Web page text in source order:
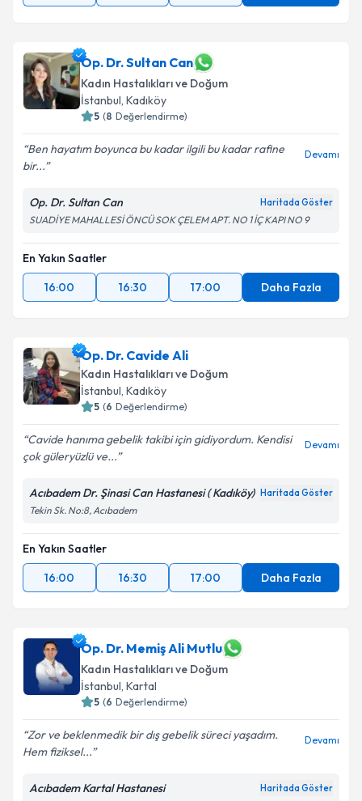
Op. Dr. Sultan Can
Kadın Hastalıkları ve Doğum
İstanbul, Kadıköy
5 (8 Değerlendirme)
Ben hayatım boyunca bu kadar ilgili bu kadar rafine
bir...
Devamı
Op. Dr. Sultan Can Haritada Göster
SUADİYE MAHALLESİ ÖNCÜ SOK ÇELEM APT. NO 1 İÇ KAPI NO 9
En Yakın Saatler
16:00
16:30 17:00 Daha Fazla
Op. Dr. Cavide Ali
Kadın Hastalıkları ve Doğum
İstanbul, Kadıköy
5 (6 Değerlendirme)
Cavide hanıma gebelik takibi için gidiyordum. Kendisi
çok güleryüzlü ve...
Devamı
Acıbadem Dr. Şinasi Can Hastanesi ( Kadıköy) Haritada Göster
Tekin Sk. No:8, Acıbadem
En Yakın Saatler
16:00
16:30 17:00 Daha Fazla
Op. Dr. Memiş Ali Mutlu
Kadın Hastalıkları ve Doğum
İstanbul, Kartal
5 (6 Değerlendirme)
Zor ve beklenmedik bir dış gebelik süreci yaşadım.
Hem fiziksel...
Devamı
Acıbadem Kartal Hastanesi Haritada Göster